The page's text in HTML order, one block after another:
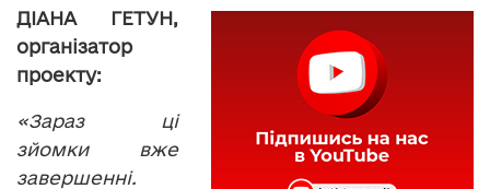
ДІАНА ГЕТУН,
організатор
проекту:
«Зараз ці
зйомки вже
завершенні.